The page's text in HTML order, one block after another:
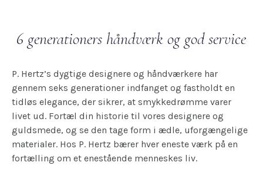
6 generationers håndværk og god service
P. Hertz’s dygtige designere og håndværkere har
gennem seks generationer indfanget og fastholdt en
tidløs elegance, der sikrer, at smykkedrømme varer
livet ud. Fortæl din historie til vores designere og
guldsmede, og se den tage form i ædle, uforgængelige
materialer. Hos P. Hertz bærer hver eneste værk på en
fortælling om et enestående menneskes liv.